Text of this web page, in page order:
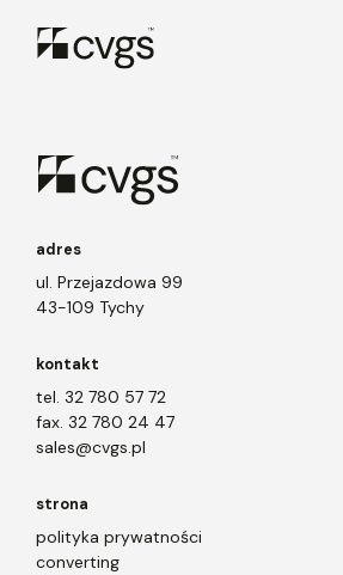
Treść jest chroniona hasłem. Aby ją
wprowadzić hasło:
adres
ul. Przejazdowa 99
43-109 Tychy
kontakt
tel. 32 780 57 72
fax. 32 780 24 47
sales@cvgs.pl
strona
polityka prywatności
converting